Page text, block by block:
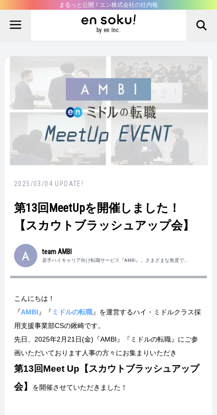
まるっと公開！エン株式会社の社内報
by en Inc.
2025/03/04 UPDATE!
第13回MeetUpを開催しました！
【スカウトブラッシュアップ会】
team AMBI
若手ハイキャリア向け転職サービス『AMBI』。さまざまな角度で
こんにちは！
『AMBI 』『 ミドルの転職』を運営するハイ・ミドルクラス採
用支援事業部CSの鍬崎です。
先日、2025年2月21日(金)『AMBI』『ミドルの転職』にご参
画いただいております人事の方々にお集まりいただき
第13回Meet Up【スカウトブラッシュアップ
会】
を開催させていただきました！